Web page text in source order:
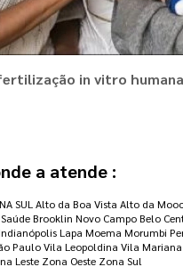
in vitro humana
a atende :
SUL Alto da Boa Vista Alto da
Brooklin Novo Campo Belo
Lapa Moema Morumbi
Paulo Vila Leopoldina Vila Mariana
Leste Zona Oeste Zona Sul